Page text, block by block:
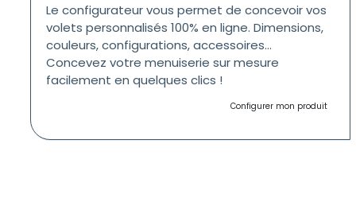
Le configurateur vous permet de concevoir vos
volets personnalisés 100% en ligne. Dimensions,
couleurs, configurations, accessoires…
Concevez votre menuiserie sur mesure
facilement en quelques clics !
Configurer mon produit